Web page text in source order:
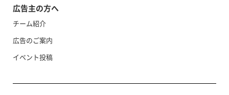
広告主の方へ
チーム紹介
広告のご案内
イベント投稿